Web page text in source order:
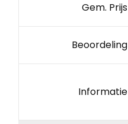
Gem. Prijs
Beoordeling
Informatie